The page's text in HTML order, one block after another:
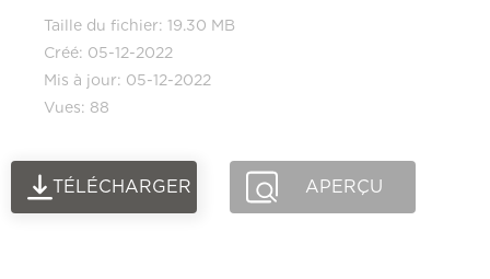
Taille du fichier: 19.30 MB
Créé: 05-12-2022
Mis à jour: 05-12-2022
Vues: 88
TÉLÉCHARGER APERÇU